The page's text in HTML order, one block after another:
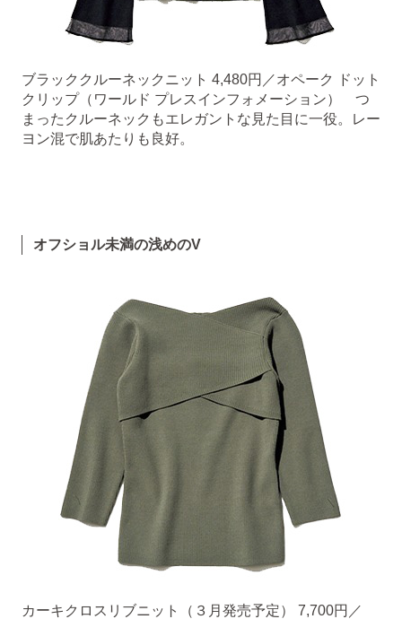
ブラッククルーネックニット 4,480円／オペーク ドット
クリップ（ワールド プレスインフォメーション） つ
まったクルーネックもエレガントな見た目に一役。レー
ヨン混で肌あたりも良好。
オフショル未満の浅めのV
カーキクロスリブニット（３月発売予定） 7,700円／